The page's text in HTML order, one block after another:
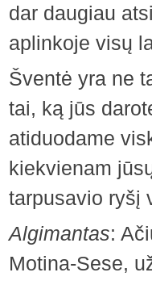
dar daugiau
aplinkoje visų
Šventė yra ne
tai, ką jūs
atiduodame
kiekvienam
tarpusavio ryšį
Algimantas:
Motina-Sese,